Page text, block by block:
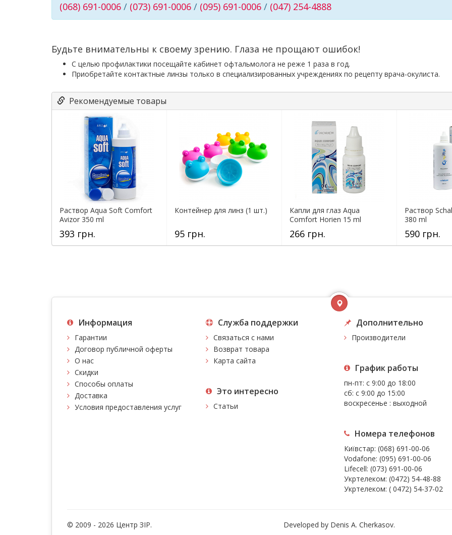
(068) 691-0006 / (073) 691-0006 / (095) 691-0006 / (047) 254-4888
Будьте внимательны к своему зрению. Глаза не прощают ошибок!
С целью профилактики посещайте кабинет офтальмолога не реже 1 раза в год.
Приобретайте контактные линзы только в специализированных учреждениях по рецепту врача-окулиста.
Рекомендуемые товары
Раствор Aqua Soft Comfort
Avizor 350 ml
393 грн.
Контейнер для линз (1 шт.)
95 грн.
Капли для глаз Aqua
Comfort Horien 15 ml
266 грн.
Раствор
380 ml
590 грн.
Информация
Гарантии
Договор публичной оферты
О нас
Скидки
Способы оплаты
Доставка
Условия предоставления услуг
Служба поддержки
Связаться с нами
Возврат товара
Карта сайта
Это интересно
Статьи
Дополнительно
Производители
График работы
пн-пт: с 9:00 до 18:00
сб: с 9:00 до 15:00
воскресенье : выходной
Номера телефонов
Київстар: (068) 691-00-06
Vodafone: (095) 691-00-06
Lifecell: (073) 691-00-06
Укртелеком: (0472) 54-48-88
Укртелеком: ( 0472) 54-37-02
© 2009 - 2026 Центр ЗIР. Developed by Denis A. Cherkasov.